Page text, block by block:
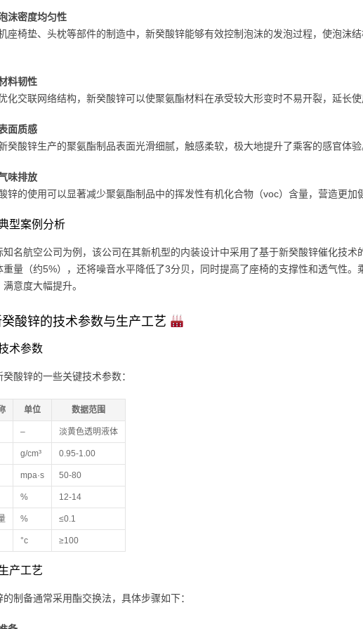
沫密度均匀性
座椅垫、头枕等部件的制造中，新癸酸锌能够有效控制泡沫的发泡过程，使泡沫
料韧性
化交联网络结构，新癸酸锌可以使聚氨酯材料在承受较大形变时不易开裂，延长使
面质感
癸酸锌生产的聚氨酯制品表面光滑细腻，触感柔软，极大地提升了乘客的感官体验
味排放
锌的使用可以显著减少聚氨酯制品中的挥发性有机化合物（voc）含量，营造更加
型案例分析
知名航空公司为例，该公司在其新机型的内装设计中采用了基于新癸酸锌催化技
重量（约5%），还将噪音水平降低了3分贝，同时提高了座椅的支撑性和透气性。
意度大幅提升。
酸锌的技术参数与生产工艺
术参数
酸锌的一些关键技术参数：
单位 数据范围
– 淡黄色透明液体
g/cm³ 0.95-1.00
mpa·s 50-80
% 12-14
% ≤0.1
°c ≥100
产工艺
的制备通常采用酯交换法，具体步骤如下：